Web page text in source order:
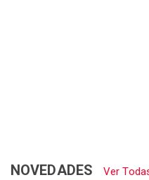
NOVEDADES Ver